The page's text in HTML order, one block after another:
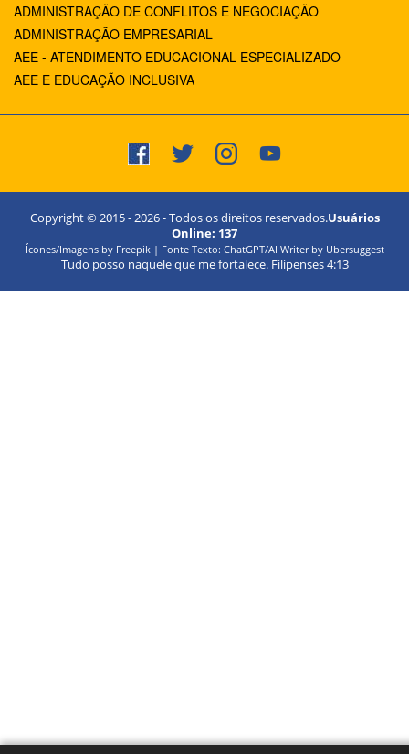
ADMINISTRAÇÃO DE CONFLITOS E NEGOCIAÇÃO
ADMINISTRAÇÃO EMPRESARIAL
AEE - ATENDIMENTO EDUCACIONAL ESPECIALIZADO
AEE E EDUCAÇÃO INCLUSIVA
Copyright © 2015 -2026- Todos os direitos reservados.Usuários
Online: 137
Ícones/Imagens by Freepik | Fonte Texto: ChatGPT/AI Writer by Ubersuggest
Tudo posso naquele que me fortalece. Filipenses 4:13